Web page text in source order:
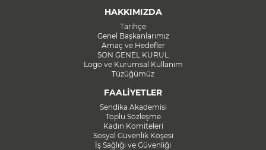
HAKKIMIZDA
Tarihçe
Genel Başkanlarımız
Amaç ve Hedefler
SON GENEL KURUL
Logo ve Kurumsal Kullanım
Tüzüğümüz
FAALİYETLER
Sendika Akademisi
Toplu Sözleşme
Kadın Komiteleri
Sosyal Güvenlik Köşesi
İş Sağlığı ve Güvenliği